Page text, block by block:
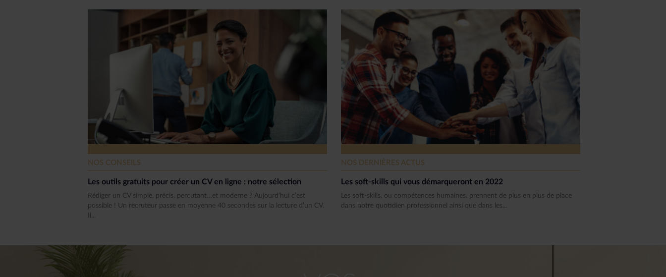
NOS CONSEILS
Les outils gratuits pour créer un CV en ligne : notre sélection
Rédiger un CV simple, précis, percutant…et moderne ? Aujourd’hui c’est
possible ! Un recruteur passe en moyenne 40 secondes sur la lecture d’un CV.
Il...
NOS DERNIÈRES ACTUS
Les soft-skills qui vous démarqueront en 2022
Les soft-skills, ou compétences humaines, prennent de plus en plus de place
dans notre quotidien professionnel ainsi que dans les...